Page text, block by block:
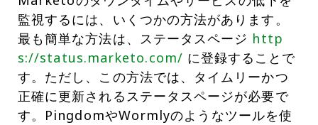
監視するには、いくつかの方法があります。
最も簡単な方法は、ステータスページ http
s://status.marketo.com/ に登録することで
す。ただし、この方法では、タイムリーかつ
正確に更新されるステータスページが必要で
す。PingdomやWormlyのようなツールを使